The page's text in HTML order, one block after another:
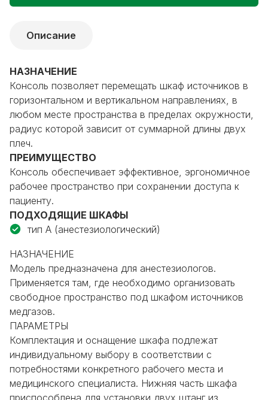
Описание
НАЗНАЧЕНИЕ
Консоль позволяет перемещать шкаф источников в
горизонтальном и вертикальном направлениях, в
любом месте пространства в пределах окружности,
радиус которой зависит от суммарной длины двух
плеч.
ПРЕИМУЩЕСТВО
Консоль обеспечивает эффективное, эргономичное
рабочее пространство при сохранении доступа к
пациенту.
ПОДХОДЯЩИЕ ШКАФЫ
тип А (анестезиологический)
НАЗНАЧЕНИЕ
Модель предназначена для анестезиологов.
Применяется там, где необходимо организовать
свободное пространство под шкафом источников
медгазов.
ПАРАМЕТРЫ
Комплектация и оснащение шкафа подлежат
индивидуальному выбору в соответствии с
потребностями конкретного рабочего места и
медицинского специалиста. Нижняя часть шкафа